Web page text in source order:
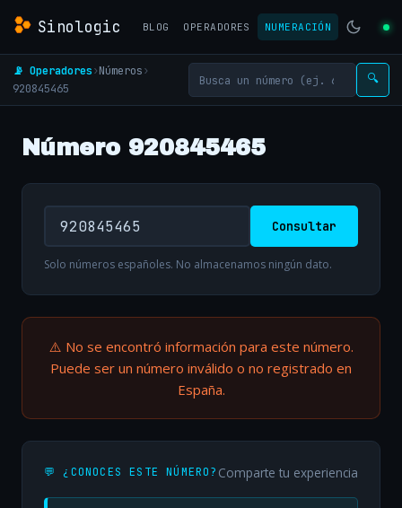
Sinologic BLOG OPERADORES NUMERACIÓN
📡 Operadores›Números›
920845465
🔍
Número 920845465
Consultar
Solo números españoles. No almacenamos ningún dato.
⚠️ No se encontró información para este número.
Puede ser un número inválido o no registrado en
España.
💬 ¿CONOCES ESTE NÚMERO? Comparte tu experiencia